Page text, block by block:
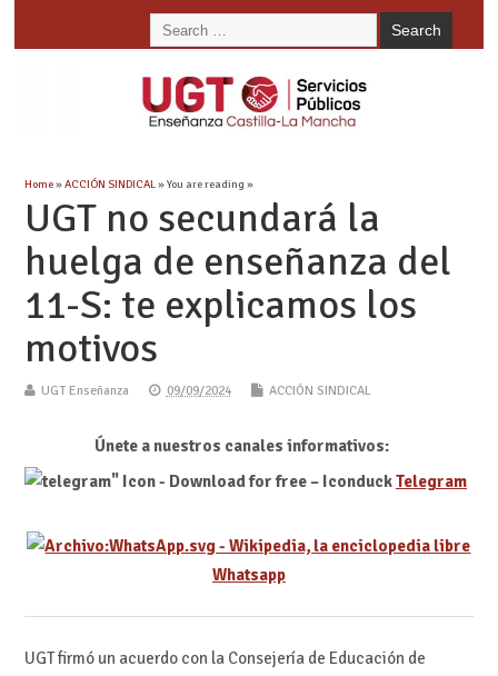
Home»ACCIÓN SINDICAL» You are reading »
UGT no secundará la
huelga de enseñanza del
11-S: te explicamos los
motivos
UGT Enseñanza 09/09/2024 ACCIÓN SINDICAL
Únete a nuestros canales informativos:
Telegram
Whatsapp
UGT firmó un acuerdo con la Consejería de Educación de